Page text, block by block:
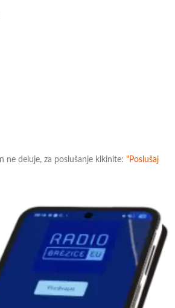
ne deluje, za poslušanje klkinite: "Poslušaj